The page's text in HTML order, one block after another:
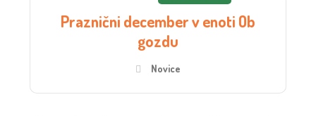
Praznični december v enoti Ob
gozdu
Novice